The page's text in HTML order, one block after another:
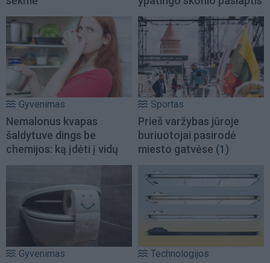
Gyvenimas
Nemalonus kvapas
šaldytuve dings be
chemijos: ką įdėti į vidų
Sportas
Prieš varžybas jūroje
buriuotojai pasirodė
miesto gatvėse (1)
Gyvenimas Technologijos